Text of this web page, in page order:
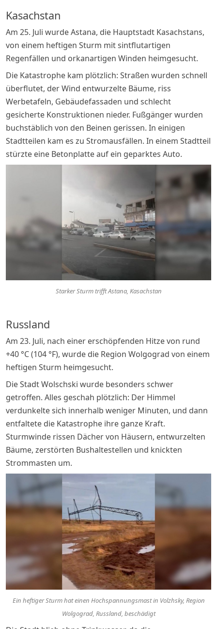
Kasachstan
Am 25. Juli wurde Astana, die Hauptstadt Kasachstans,
von einem heftigen Sturm mit sintflutartigen
Regenfällen und orkanartigen Winden heimgesucht.
Die Katastrophe kam plötzlich: Straßen wurden schnell
überflutet, der Wind entwurzelte Bäume, riss
Werbetafeln, Gebäudefassaden und schlecht
gesicherte Konstruktionen nieder. Fußgänger wurden
buchstäblich von den Beinen gerissen. In einigen
Stadtteilen kam es zu Stromausfällen. In einem Stadtteil
stürzte eine Betonplatte auf ein geparktes Auto.
Starker Sturm trifft Astana, Kasachstan
Russland
Am 23. Juli, nach einer erschöpfenden Hitze von rund
+40 °C (104 °F), wurde die Region Wolgograd von einem
heftigen Sturm heimgesucht.
Die Stadt Wolschski wurde besonders schwer
getroffen. Alles geschah plötzlich: Der Himmel
verdunkelte sich innerhalb weniger Minuten, und dann
entfaltete die Katastrophe ihre ganze Kraft.
Sturmwinde rissen Dächer von Häusern, entwurzelten
Bäume, zerstörten Bushaltestellen und knickten
Strommasten um.
Ein heftiger Sturm hat einen Hochspannungsmast in Volzhsky, Region
Wolgograd, Russland, beschädigt